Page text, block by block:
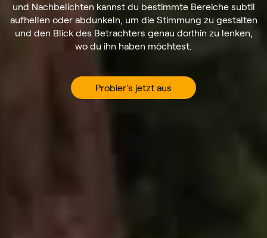
und Nachbelichten kannst du bestimmte Bereiche subtil
aufhellen oder abdunkeln, um die Stimmung zu gestalten
und den Blick des Betrachters genau dorthin zu lenken,
wo du ihn haben möchtest.
Probier's jetzt aus